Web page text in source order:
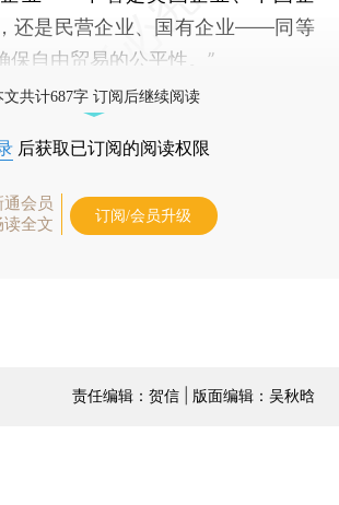
还是民营企业、国有企业——同等
保自由贸易的公平性。”
文共计687字 订阅后继续阅读
后获取已订阅的阅读权限
通会员
读全文
订阅/会员升级
责任编辑：贺信 | 版面编辑：吴秋晗